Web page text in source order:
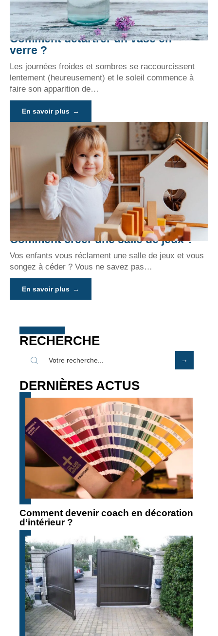
Comment détartrer un vase en
verre ?
Les journées froides et sombres se raccourcissent
lentement (heureusement) et le soleil commence à
faire son apparition de…
En savoir plus
Comment créer une salle de jeux ?
Vos enfants vous réclament une salle de jeux et vous
songez à céder ? Vous ne savez pas…
En savoir plus
RECHERCHE
DERNIÈRES ACTUS
Comment devenir coach en décoration
d’intérieur ?